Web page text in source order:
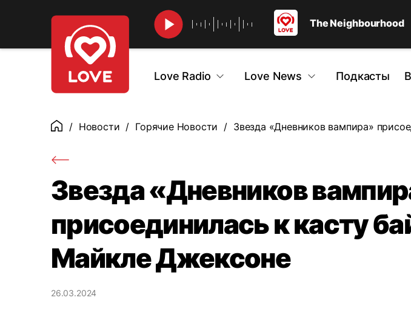
The Neighbourhood
Love Radio Love News Подкасты
ГлавнаяНовости Горячие Новости Звезда «Дневников вампира»
Звезда «Дневников
присоединилась к касту
Майкле Джексоне
26.03.2024